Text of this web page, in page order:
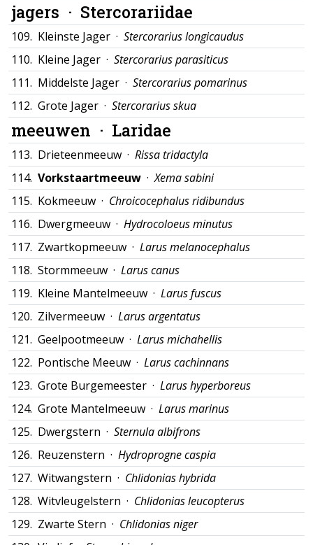
jagers · Stercorariidae
109. Kleinste Jager · Stercorarius longicaudus
110. Kleine Jager · Stercorarius parasiticus
111. Middelste Jager · Stercorarius pomarinus
112. Grote Jager · Stercorarius skua
meeuwen · Laridae
113. Drieteenmeeuw · Rissa tridactyla
114. Vorkstaartmeeuw ·Xema sabini
115. Kokmeeuw · Chroicocephalus ridibundus
116. Dwergmeeuw · Hydrocoloeus minutus
117. Zwartkopmeeuw · Larus melanocephalus
118. Stormmeeuw · Larus canus
119. Kleine Mantelmeeuw · Larus fuscus
120. Zilvermeeuw · Larus argentatus
121. Geelpootmeeuw · Larus michahellis
122. Pontische Meeuw · Larus cachinnans
123. Grote Burgemeester · Larus hyperboreus
124. Grote Mantelmeeuw · Larus marinus
125. Dwergstern · Sternula albifrons
126. Reuzenstern · Hydroprogne caspia
127. Witwangstern · Chlidonias hybrida
128. Witvleugelstern · Chlidonias leucopterus
129. Zwarte Stern · Chlidonias niger